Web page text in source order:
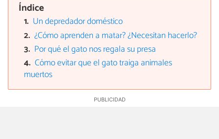
Índice
Un depredador doméstico
¿Cómo aprenden a matar? ¿Necesitan hacerlo?
Por qué el gato nos regala su presa
Cómo evitar que el gato traiga animales
muertos